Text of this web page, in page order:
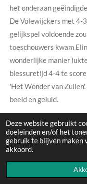
Deze website gebruikt
doeleinden en/of het
gebruik te blijven maken
akkoord.
het onderaan geëindigde
De Volewijckers met 4-
gelijkspel voldoende
toeschouwers kwam
wonderlijke manier
blessuretijd 4-4 te
'Het Wonder van
beeld en geluid.
De top van het betaalde
vervolgens langs op het
bijvoorbeeld toen ook
eredivisieseizoen